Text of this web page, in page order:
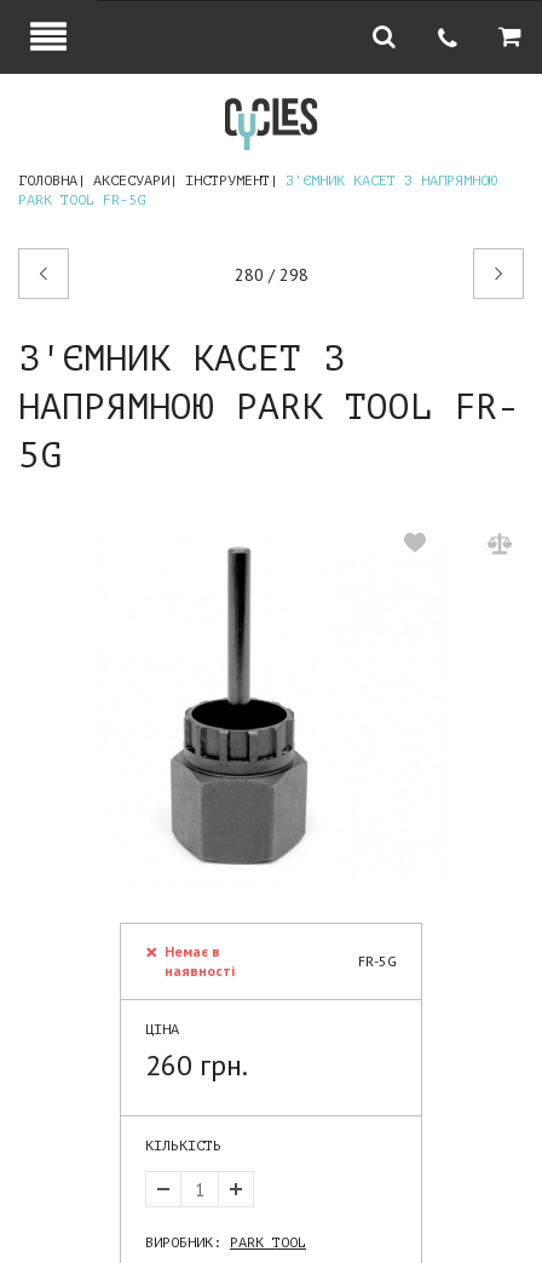
ГОЛОВНА АКСЕСУАРИ ІНСТРУМЕНТ
З'ЄМНИК КАСЕТ З НАПРЯМНОЮ
PARK TOOL FR-5G
280 / 298
Наступний
З'ЄМНИК КАСЕТ З
НАПРЯМНОЮ PARK TOOL FR-
5G
Немає в
наявності
FR-5G
ЦІНА
260 грн.
КІЛЬКІСТЬ
ВИРОБНИК: PARK TOOL